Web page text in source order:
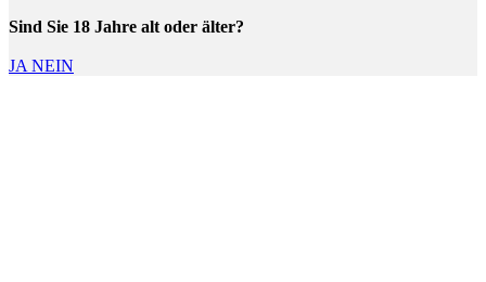
Sind Sie 18 Jahre alt oder älter?
JA NEIN